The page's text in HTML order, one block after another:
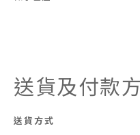
送貨及付款
送貨方式